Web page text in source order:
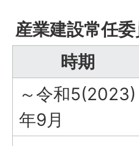
産業建設常任
時期
～令和5(2023)
年9月